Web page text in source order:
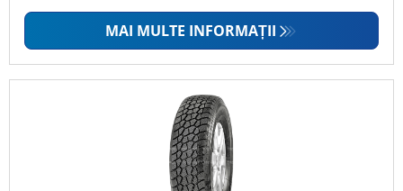
MAI MULTE INFORMAȚII